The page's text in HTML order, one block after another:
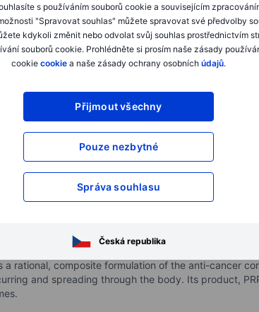
s používáním souborů cookie a souvisejícím
"Spravovat souhlas" můžete spravovat své předvolby
kdykoli změnit nebo odvolat svůj souhlas prostřednictvím
souborů cookie. Prohlédněte si prosím naše zásady
cookie cookie a naše zásady ochrany osobních údajů.
Přijmout všechny
Pouze nezbytné
Správa souhlasu
Česká republika
XXXXXXX
XXXXXXX
XXXXXXX
XXXXXXX
XXXXXXX
XXXXXXX
Otevřete si účeta získejte přístup
company. It focuses on developing new cancer
rational, composite formulation of the anti-cancer
and spreading through the body. Its product,